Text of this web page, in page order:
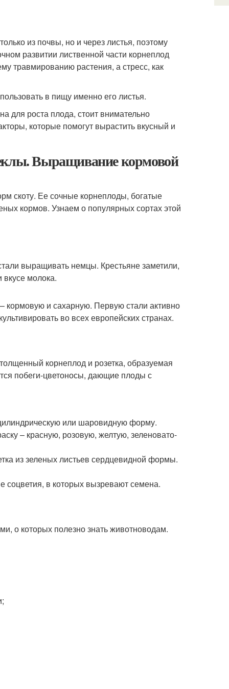
из почвы, но и через листья, поэтому
развитии лиственной части корнеплод
травмированию растения, а стресс, как
в пищу именно его листья.
для роста плода, стоит внимательно
которые помогут вырастить вкусный и
Выращивание кормовой
скоту. Ее сочные корнеплоды, богатые
кормов. Узнаем о популярных сортах этой
выращивать немцы. Крестьяне заметили,
вкусе молока.
кормовую и сахарную. Первую стали активно
во всех европейских странах.
корнеплод и розетка, образуемая
побеги-цветоносы, дающие плоды с
или шаровидную форму.
– красную, розовую, желтую, зеленовато-
из зеленых листьев сердцевидной формы.
соцветия, в которых вызревают семена.
о которых полезно знать животноводам.